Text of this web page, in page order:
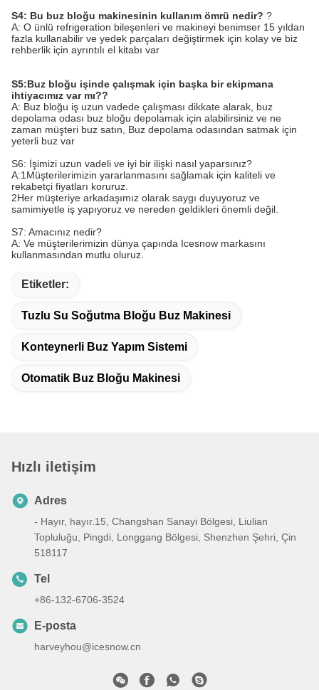
S4: Bu buz bloğu makinesinin kullanım ömrü nedir? ?
A: O ünlü refrigeration bileşenleri ve makineyi benimser 15 yıldan
fazla kullanabilir ve yedek parçaları değiştirmek için kolay ve biz
rehberlik için ayrıntılı el kitabı var
S5:Buz bloğu işinde çalışmak için başka bir ekipmana
ihtiyacımız var mı??
A: Buz bloğu iş uzun vadede çalışması dikkate alarak, buz
depolama odası buz bloğu depolamak için alabilirsiniz ve ne
zaman müşteri buz satın, Buz depolama odasından satmak için
yeterli buz var
S6: İşimizi uzun vadeli ve iyi bir ilişki nasıl yaparsınız?
A:1Müşterilerimizin yararlanmasını sağlamak için kaliteli ve
rekabetçi fiyatları koruruz.
2Her müşteriye arkadaşımız olarak saygı duyuyoruz ve
samimiyetle iş yapıyoruz ve nereden geldikleri önemli değil.
S7: Amacınız nedir?
A: Ve müşterilerimizin dünya çapında Icesnow markasını
kullanmasından mutlu oluruz.
Etiketler:
Tuzlu Su Soğutma Bloğu Buz Makinesi
Konteynerli Buz Yapım Sistemi
Otomatik Buz Bloğu Makinesi
Hızlı iletişim
Adres
- Hayır, hayır.15, Changshan Sanayi Bölgesi, Liulian
Topluluğu, Pingdi, Longgang Bölgesi, Shenzhen Şehri, Çin
518117
Tel
+86-132-6706-3524
E-posta
harveyhou@icesnow.cn